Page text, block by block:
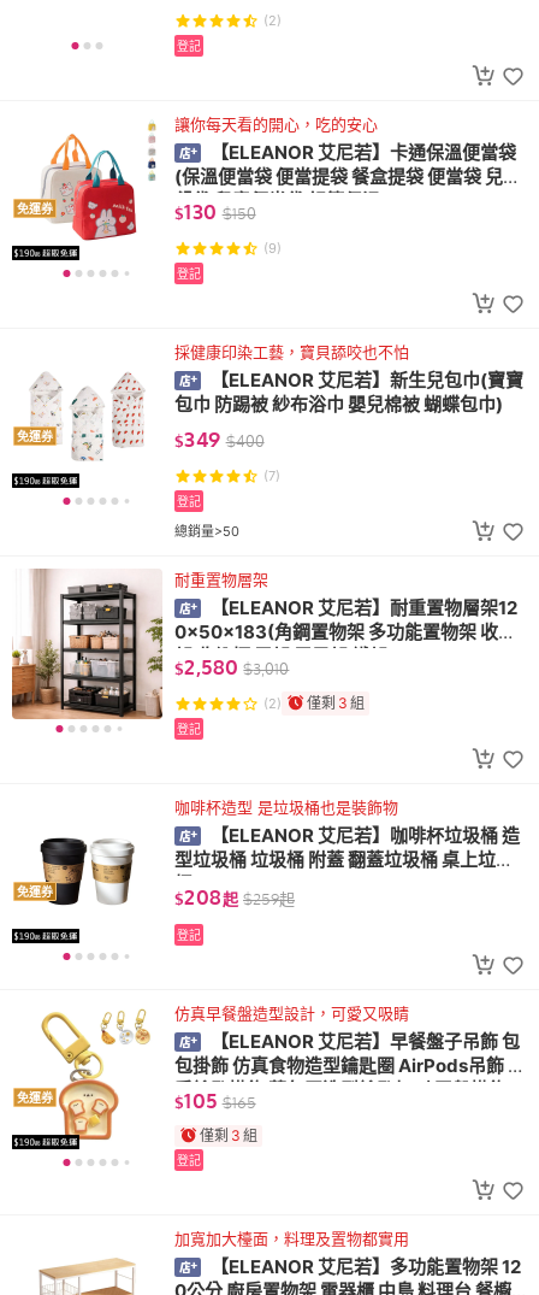
(2)
登記
免運券
讓你每天看的開心，吃的安心
【ELEANOR 艾尼若】卡通保溫便當袋
(保溫便當袋 便當提袋 餐盒提袋 便當袋 兒童
餐袋 兒童便當袋 鋁箔保溫)
$130 $150
(9)
登記
免運券
採健康印染工藝，寶貝舔咬也不怕
【ELEANOR 艾尼若】新生兒包巾(寶寶
包巾 防踢被 紗布浴巾 嬰兒棉被 蝴蝶包巾)
$349 $400
(7)
總銷量>50
登記
耐重置物層架
【ELEANOR 艾尼若】耐重置物層架12
0×50×183(角鋼置物架 多功能置物架 收納
架 收納櫃 層架 展示架 鐵架)
$2,580 $3,010
(2) 僅剩 3 組
登記
免運券
咖啡杯造型 是垃圾桶也是裝飾物
【ELEANOR 艾尼若】咖啡杯垃圾桶 造
型垃圾桶 垃圾桶 附蓋 翻蓋垃圾桶 桌上垃圾
桶
$208起 $259起
登記
免運券
仿真早餐盤造型設計，可愛又吸睛
【ELEANOR 艾尼若】早餐盤子吊飾 包
包掛飾 仿真食物造型鑰匙圈 AirPods吊飾 可
愛鑰匙掛飾 荷包蛋造型鑰匙扣 吐司盤掛飾
$105 $165
僅剩 3 組
登記
加寬加大檯面，料理及置物都實用
【ELEANOR 艾尼若】多功能置物架 12
0公分 廚房置物架 電器櫃 中島 料理台 餐櫥